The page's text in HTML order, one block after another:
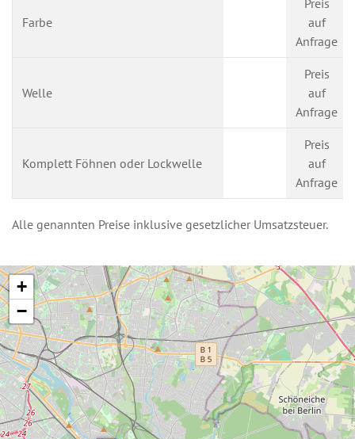
Farbe
Preis
auf
Anfrage
Welle
Preis
auf
Anfrage
Komplett Föhnen oder Lockwelle
Preis
auf
Anfrage
Alle genannten Preise inklusive gesetzlicher Umsatzsteuer.
+
−